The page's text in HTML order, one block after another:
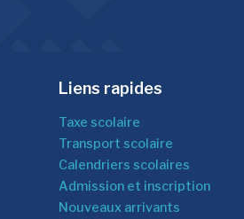
Liens rapides
Taxe scolaire
Transport scolaire
Calendriers scolaires
Admission et inscription
Nouveaux arrivants